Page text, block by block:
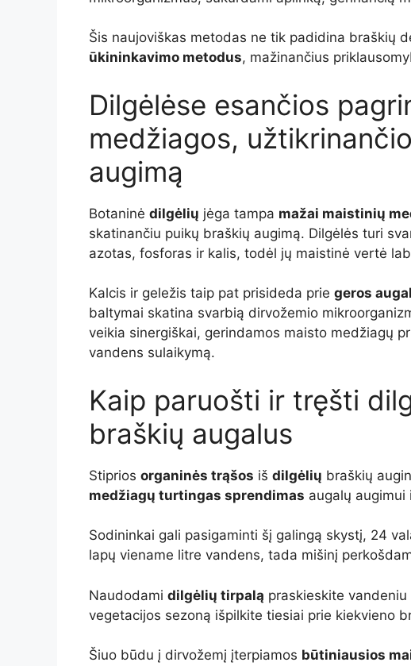
Šis naujoviškas metodas ne tik padidina braškių
ūkininkavimo metodus, mažinančius
Dilgėlėse esančios
medžiagos,
augimą
Botaninė dilgėlių jėga tampa mažai maistinių
skatinančiu puikų braškių augimą. Dilgėlės turi
azotas, fosforas ir kalis, todėl jų maistinė vertė
Kalcis ir geležis taip pat prisideda prie geros
baltymai skatina svarbią dirvožemio
veikia sinergiškai, gerindamos maisto medžiagų
vandens sulaikymą.
Kaip paruošti ir tręšti
braškių augalus
Stiprios organinės trąšos iš dilgėlių braškių
medžiagų turtingas sprendimas augalų
Sodininkai gali pasigaminti šį galingą skystį, 24
lapų viename litre vandens, tada mišinį
Naudodami dilgėlių tirpalą praskieskite
vegetacijos sezoną išpilkite tiesiai prie kiekvieno
Šiuo būdu į dirvožemį įterpiamos būtiniausios